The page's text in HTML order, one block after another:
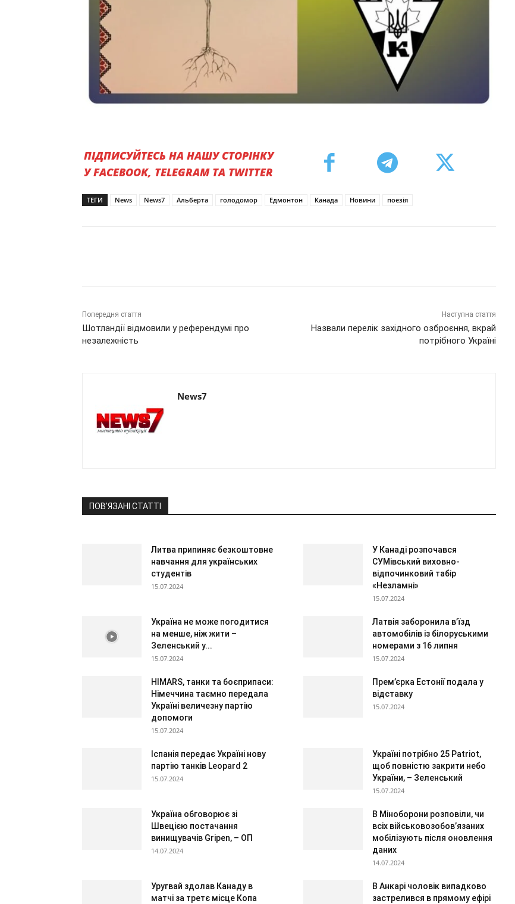
ПІДПИСУЙТЕСЬ НА НАШУ СТОРІНКУ
У FACEBOOK, TELEGRAM ТА TWITTER
ТЕГИ News News7 Альберта голодомор Едмонтон Канада Новини поезія
Попередня стаття
Шотландії відмовили у референдумі про
незалежність
Наступна стаття
Назвали перелік західного озброєння, вкрай
потрібного Україні
News7
ПОВ'ЯЗАНІ СТАТТІ
Литва припиняє безкоштовне
навчання для українських
студентів
15.07.2024
У Канаді розпочався
СУМівський виховно-
відпочинковий табір
«Незламні»
15.07.2024
Україна не може погодитися
на менше, ніж жити –
Зеленський у...
15.07.2024
Латвія заборонила в’їзд
автомобілів із білоруськими
номерами з 16 липня
15.07.2024
HIMARS, танки та боєприпаси:
Німеччина таємно передала
Україні величезну партію
допомоги
15.07.2024
Прем’єрка Естонії подала у
відставку
15.07.2024
Іспанія передає Україні нову
партію танків Leopard 2
15.07.2024
Україні потрібно 25 Patriot,
щоб повністю закрити небо
України, – Зеленський
15.07.2024
Україна обговорює зі
Швецією постачання
винищувачів Gripen, – ОП
14.07.2024
В Міноборони розповіли, чи
всіх військовозобов’язаних
мобілізують після оновлення
даних
14.07.2024
Уругвай здолав Канаду в
матчі за третє місце Копа
В Анкарі чоловік випадково
застрелився в прямому ефірі